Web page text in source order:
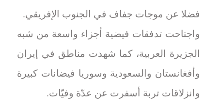
فضلا عن موجات جفاف في الجنوب الإفريقي.
واجتاحت تدفقات فيضية أجزاء واسعة من شبه
الجزيرة العربية، كما شهدت مناطق في إيران
وأفغانستان والسعودية وسوريا فيضانات كبيرة
وانزلاقات تربة أسفرت عن عدّة وفيّات.